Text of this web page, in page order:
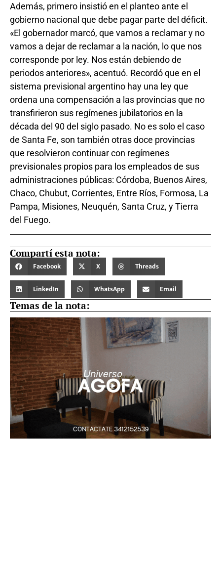
Además, primero insistió en el planteo ante el
gobierno nacional que debe pagar parte del déficit.
«El gobernador marcó, que vamos a reclamar y no
vamos a dejar de reclamar a la nación, lo que nos
corresponde por ley. Nos están debiendo de
periodos anteriores», acentuó. Recordó que en el
sistema previsional argentino hay una ley que
ordena una compensación a las provincias que no
transfirieron sus regímenes jubilatorios en la
década del 90 del siglo pasado. No es solo el caso
de Santa Fe, son también otras doce provincias
que resolvieron continuar con regímenes
previsionales propios para los empleados de sus
administraciones públicas: Córdoba, Buenos Aires,
Chaco, Chubut, Corrientes, Entre Ríos, Formosa, La
Pampa, Misiones, Neuquén, Santa Cruz, y Tierra
del Fuego.
Compartí esta nota:
Facebook X Threads
LinkedIn WhatsApp Email
Temas de la nota: